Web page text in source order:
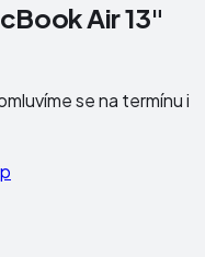
Air 13"
se na termínu i